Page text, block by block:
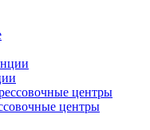
центры